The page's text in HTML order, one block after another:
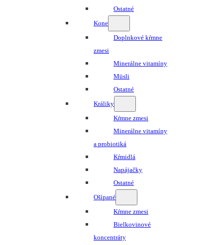
Ostatné
Kone
Doplnkové kŕmne
zmesi
Minerálne vitamíny
Müsli
Ostatné
Králiky
Kŕmne zmesi
Minerálne vitamíny
a probiotiká
Kŕmidlá
Napájačky
Ostatné
Ošípané
Kŕmne zmesi
Bielkovinové
koncentráty